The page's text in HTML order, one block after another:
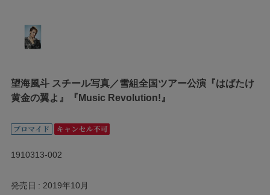
望海風斗 スチール写真／雪組全国ツアー公演『はばたけ
黄金の翼よ』『Music Revolution!』
1910313-002
発売日 2019年10月